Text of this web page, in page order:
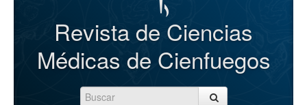
Revista de Ciencias
Médicas de Cienfuegos